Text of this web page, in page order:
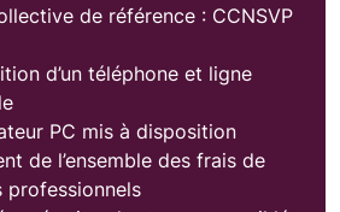
de référence : CCNSVP
d’un téléphone et ligne
PC mis à disposition
de l’ensemble des frais de
professionnels